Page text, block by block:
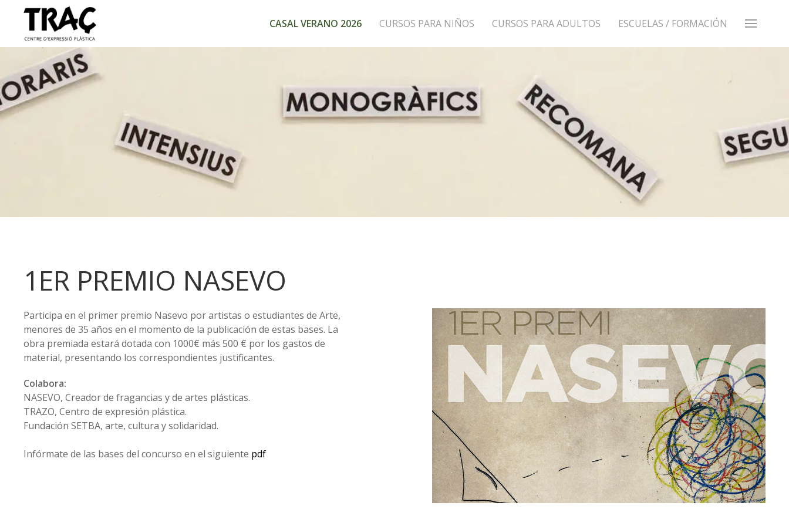
CASAL VERANO 2026 CURSOS PARA NIÑOS CURSOS PARA ADULTOS ESCUELAS / FORMACIÓN
1ER PREMIO NASEVO
Participa en el primer premio Nasevo por artistas o estudiantes de Arte,
menores de 35 años en el momento de la publicación de estas bases. La
obra premiada estará dotada con 1000€ más 500 € por los gastos de
material, presentando los correspondientes justificantes.
Colabora:
NASEVO, Creador de fragancias y de artes plásticas.
TRAZO, Centro de expresión plástica.
Fundación SETBA, arte, cultura y solidaridad.
Infórmate de las bases del concurso en el siguiente pdf